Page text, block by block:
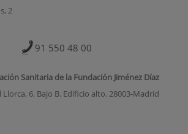
2
91 550 48 00
Sanitaria de la Fundación Jiménez Díaz
6. Bajo B. Edificio alto. 28003-Madrid